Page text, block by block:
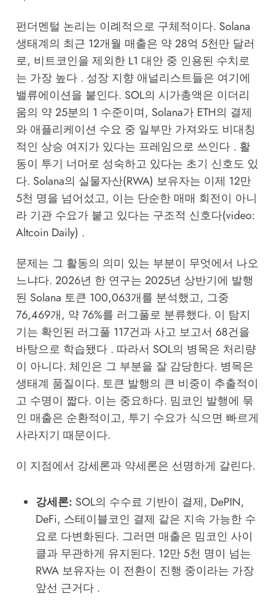
펀더멘털 논리는 이례적으로 구체적이다. Solana
생태계의 최근 12개월 매출은 약 28억 5천만 달러
로, 비트코인을 제외한 L1 대안 중 인용된 수치로
는 가장 높다 . 성장 지향 애널리스트들은 여기에
밸류에이션을 붙인다. SOL의 시가총액은 이더리
움의 약 25분의 1 수준이며, Solana가 ETH의 결제
와 애플리케이션 수요 중 일부만 가져와도 비대칭
적인 상승 여지가 있다는 프레임으로 쓰인다 . 활
동이 투기 너머로 성숙하고 있다는 초기 신호도 있
다. Solana의 실물자산(RWA) 보유자는 이제 12만
5천 명을 넘어섰고, 이는 단순한 매매 회전이 아니
라 기관 수요가 붙고 있다는 구조적 신호다(video:
Altcoin Daily) .
문제는 그 활동의 의미 있는 부분이 무엇에서 나오
느냐다. 2026년 한 연구는 2025년 상반기에 발행
된 Solana 토큰 100,063개를 분석했고, 그중
76,469개, 약 76%를 러그풀로 분류했다. 이 탐지
기는 확인된 러그풀 117건과 사고 보고서 68건을
바탕으로 학습됐다 . 따라서 SOL의 병목은 처리량
이 아니다. 체인은 그 부분을 잘 감당한다. 병목은
생태계 품질이다. 토큰 발행의 큰 비중이 추출적이
고 수명이 짧다. 이는 중요하다. 밈코인 발행에 묶
인 매출은 순환적이고, 투기 수요가 식으면 빠르게
사라지기 때문이다.
이 지점에서 강세론과 약세론은 선명하게 갈린다.
강세론: SOL의 수수료 기반이 결제, DePIN,
DeFi, 스테이블코인 결제 같은 지속 가능한 수
요로 다변화된다. 그러면 매출은 밈코인 사이
클과 무관하게 유지된다. 12만 5천 명이 넘는
RWA 보유자는 이 전환이 진행 중이라는 가장
앞선 근거다 .